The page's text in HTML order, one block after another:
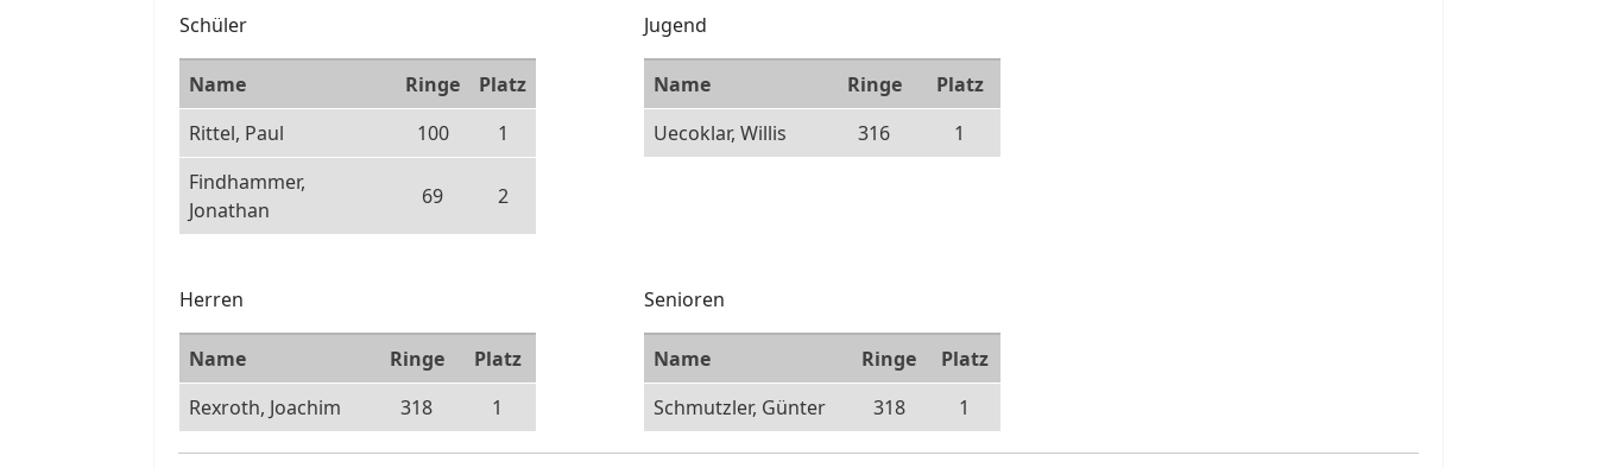
Schüler
Name Ringe
Platz
Rittel, Paul
100
1
Findhammer,
Jonathan
69 2
Jugend
Name Ringe
Platz
Uecoklar, Willis
316 1
Herren
Name Ringe
Platz
Rexroth, Joachim
318 1
Senioren
Name Ringe
Platz
Schmutzler, Günter
318 1